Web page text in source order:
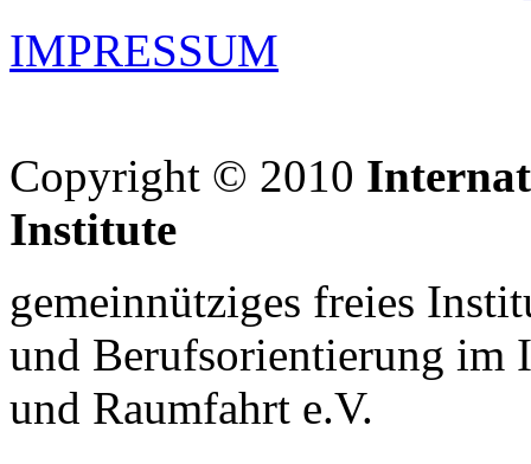
IMPRESSUM
Copyright © 2010
Institute
gemeinnütziges freies
und Berufsorientierung im
und Raumfahrt e.V.